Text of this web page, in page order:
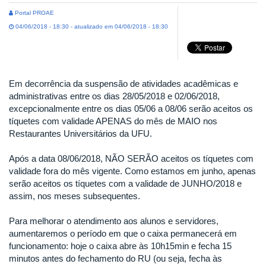
Portal PROAE
04/06/2018 - 18:30 - atualizado em 04/06/2018 - 18:30
Em decorrência da suspensão de atividades acadêmicas e
administrativas entre os dias 28/05/2018 e 02/06/2018,
excepcionalmente entre os dias 05/06 a 08/06 serão aceitos os
tíquetes com validade APENAS do mês de MAIO nos
Restaurantes Universitários da UFU.
Após a data 08/06/2018, NÃO SERÃO aceitos os tíquetes com
validade fora do mês vigente. Como estamos em junho, apenas
serão aceitos os tíquetes com a validade de JUNHO/2018 e
assim, nos meses subsequentes.
Para melhorar o atendimento aos alunos e servidores,
aumentaremos o período em que o caixa permanecerá em
funcionamento: hoje o caixa abre às 10h15min e fecha 15
minutos antes do fechamento do RU (ou seja, fecha às